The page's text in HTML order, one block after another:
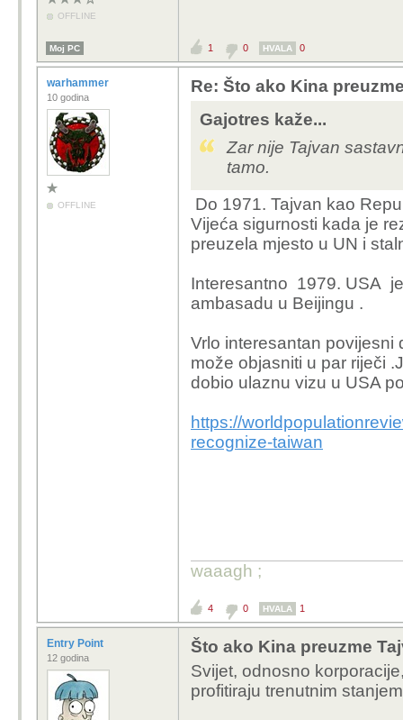
OFFLINE
Moj PC 1 0 HVALA 0
warhammer
10 godina
OFFLINE
Re: Što ako Kina
Gajotres kaže...
Zar nije Tajvan
tamo.
Do 1971. Tajvan kao
Vijeća sigurnosti kada je
preuzela mjesto u UN i
Interesantno 1979. USA
ambasadu u Beijingu .
Vrlo interesantan povijesni
može objasniti u par riječi
dobio ulaznu vizu u USA
https://
recognize-taiwan
waaagh ;
4 0 HVALA 1
Entry Point
12 godina
Što ako Kina preuzme
Svijet, odnosno
profitiraju trenutnim